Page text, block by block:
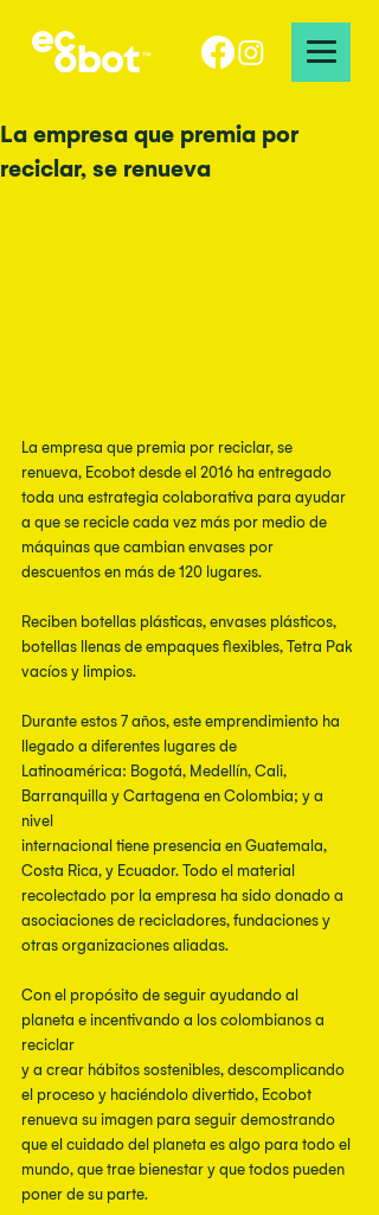
La empresa que premia por
reciclar, se renueva
La empresa que premia por reciclar, se
renueva, Ecobot desde el 2016 ha entregado
toda una estrategia colaborativa para ayudar
a que se recicle cada vez más por medio de
máquinas que cambian envases por
descuentos en más de 120 lugares.
Reciben botellas plásticas, envases plásticos,
botellas llenas de empaques flexibles, Tetra Pak
vacíos y limpios.
Durante estos 7 años, este emprendimiento ha
llegado a diferentes lugares de
Latinoamérica: Bogotá, Medellín, Cali,
Barranquilla y Cartagena en Colombia; y a
nivel
internacional tiene presencia en Guatemala,
Costa Rica, y Ecuador. Todo el material
recolectado por la empresa ha sido donado a
asociaciones de recicladores, fundaciones y
otras organizaciones aliadas.
Con el propósito de seguir ayudando al
planeta e incentivando a los colombianos a
reciclar
y a crear hábitos sostenibles, descomplicando
el proceso y haciéndolo divertido, Ecobot
renueva su imagen para seguir demostrando
que el cuidado del planeta es algo para todo el
mundo, que trae bienestar y que todos pueden
poner de su parte.